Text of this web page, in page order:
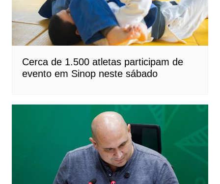
Cerca de 1.500 atletas participam de
evento em Sinop neste sábado